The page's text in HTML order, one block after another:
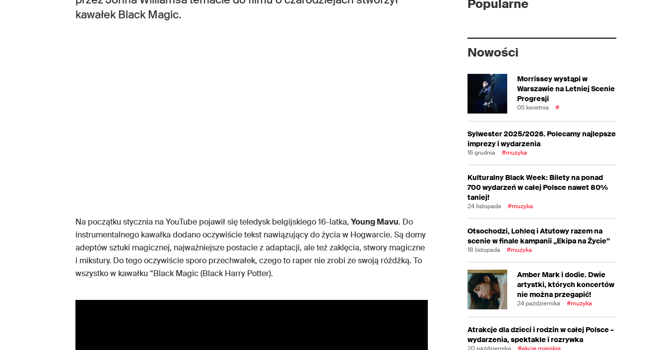
kawałek Black Magic.
Na początku stycznia na YouTube pojawił się teledysk belgijskiego 16-latka, Young Mavu. Do
instrumentalnego kawałka dodano oczywiście tekst nawiązujący do życia w Hogwarcie. Są domy
adeptów sztuki magicznej, najważniejsze postacie z adaptacji, ale też zaklęcia, stwory magiczne
i mikstury. Do tego oczywiście sporo przechwałek, czego to raper nie zrobi ze swoją różdżką. To
wszystko w kawałku “Black Magic (Black Harry Potter).
Popularne
Nowości
Morrissey wystąpi w
Warszawie na Letniej Scenie
Progresji
05 kwietnia #
Sylwester 2025/2026. Polecamy najlepsze
imprezy i wydarzenia
16 grudnia #muzyka
Kulturalny Black Week: Bilety na ponad
700 wydarzeń w całej Polsce nawet 80%
taniej!
24 listopada #muzyka
Otsochodzi, Lohleq i Atutowy razem na
scenie w finale kampanii „Ekipa na Życie”
18 listopada #muzyka
Amber Mark i dodie. Dwie
artystki, których koncertów
nie można przegapić!
24 października #muzyka
Atrakcje dla dzieci i rodzin w całej Polsce –
wydarzenia, spektakle i rozrywka